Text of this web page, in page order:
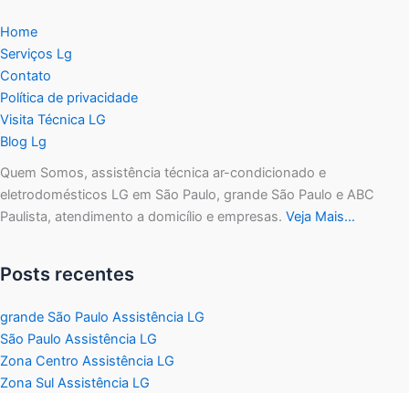
Home
Serviços Lg
Contato
Política de privacidade
Visita Técnica LG
Blog Lg
Quem Somos, assistência técnica ar-condicionado e
eletrodomésticos LG em São Paulo, grande São Paulo e ABC
Paulista, atendimento a domicílio e empresas. Veja Mais…
Posts recentes
grande São Paulo Assistência LG
São Paulo Assistência LG
Zona Centro Assistência LG
Zona Sul Assistência LG